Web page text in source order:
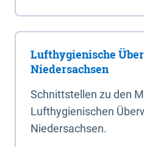
Lufthygienische
Niedersachsen
Schnittstellen zu den
Lufthygienischen
Niedersachsen.